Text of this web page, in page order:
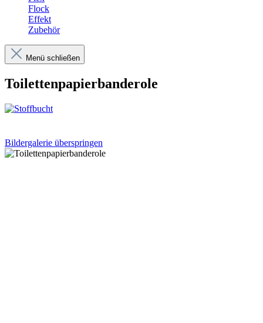
Flock
Effekt
Zubehör
Menü schließen
Toilettenpapierbanderole
Bildergalerie überspringen